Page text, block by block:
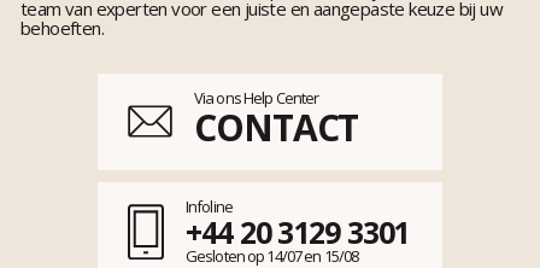
team van experten voor een juiste en aangepaste keuze bij uw
behoeften.
Via ons Help Center
CONTACT
Infoline
+44 20 3129 3301
Gesloten op 14/07 en 15/08